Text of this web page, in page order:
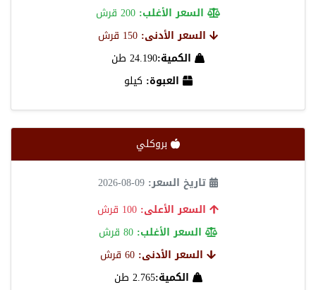
السعر الأغلب:
السعر الأدنى: 150 قرش
الكمية:24.190 طن
العبوة: كيلو
بروكلي
تاريخ السعر: 09-08-2026
السعر الأعلى:
السعر الأغلب: 80 قرش
السعر الأدنى:
الكمية:2.765 طن